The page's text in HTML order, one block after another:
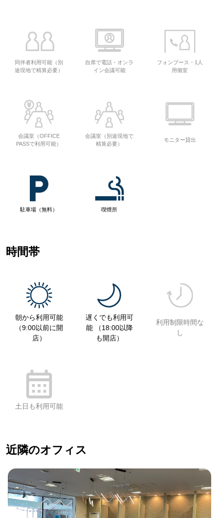
同伴者利用可能（別
途現地で精算必要）
自席で電話・オンラ
イン会議可能
フォンブース・1人
用個室
会議室（OFFICE
PASSで利用可能）
会議室（別途現地で
精算必要）
モニター貸出
駐車場（無料） 喫煙所
時間帯
朝から利用可能
（9:00以前に開
店）
遅くでも利用可
能 （18:00以降
も開店）
利用制限時間な
し
土日も利用可能
近隣のオフィス